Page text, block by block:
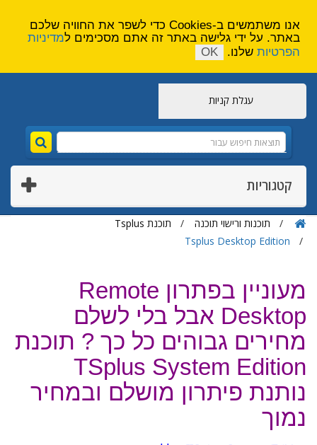
עגלת קניות
קטגוריות
תוכנות ורישוי תוכנה
תוכנת Tsplus
Tsplus Desktop Edition
מעוניין בפתרון Remote
Desktop אבל בלי לשלם
מחירים גבוהים כל כך ? תוכנת
TSplus System Edition
נותנת פיתרון מושלם ובמחיר
נמוך
אנו משתמשים ב-Cookies כדי לשפר את החוויה שלכם
באתר. על ידי גלישה באתר זה אתם מסכימים למדיניות
הפרטיות שלנו. OK